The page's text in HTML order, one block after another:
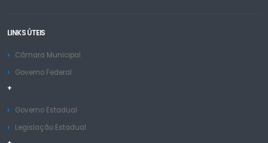
LINKS ÚTEIS
Câmara Municipal
Governo Federal
+
Governo Estadual
Legislação Estadual